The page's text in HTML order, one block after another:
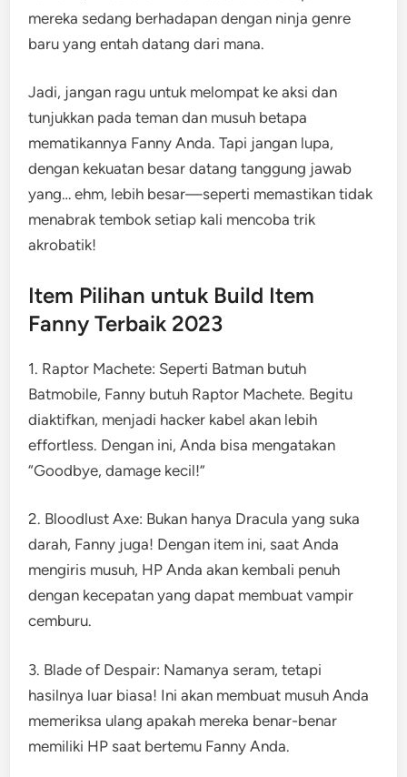
mereka sedang berhadapan dengan ninja genre
baru yang entah datang dari mana.
Jadi, jangan ragu untuk melompat ke aksi dan
tunjukkan pada teman dan musuh betapa
mematikannya Fanny Anda. Tapi jangan lupa,
dengan kekuatan besar datang tanggung jawab
yang… ehm, lebih besar—seperti memastikan tidak
menabrak tembok setiap kali mencoba trik
akrobatik!
Item Pilihan untuk Build Item
Fanny Terbaik 2023
1. Raptor Machete: Seperti Batman butuh
Batmobile, Fanny butuh Raptor Machete. Begitu
diaktifkan, menjadi hacker kabel akan lebih
effortless. Dengan ini, Anda bisa mengatakan
“Goodbye, damage kecil!”
2. Bloodlust Axe: Bukan hanya Dracula yang suka
darah, Fanny juga! Dengan item ini, saat Anda
mengiris musuh, HP Anda akan kembali penuh
dengan kecepatan yang dapat membuat vampir
cemburu.
3. Blade of Despair: Namanya seram, tetapi
hasilnya luar biasa! Ini akan membuat musuh Anda
memeriksa ulang apakah mereka benar-benar
memiliki HP saat bertemu Fanny Anda.